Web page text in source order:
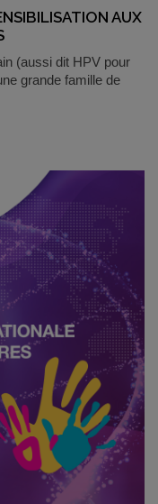
AUX
(aussi dit HPV pour
grande famille de